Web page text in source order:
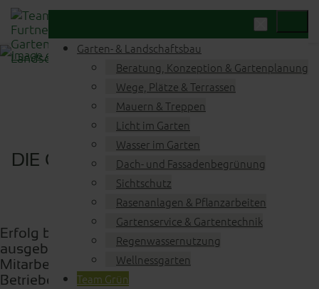
Garten- & Landschaftsbau
Beratung, Konzeption & Gartenplanung
Wege, Plätze & Terrassen
Mauern & Treppen
Licht im Garten
Wasser im Garten
Dach- und Fassadenbegrünung
Sichtschutz
Rasenanlagen & Pflanzarbeiten
Gartenservice & Gartentechnik
Regenwassernutzung
Wellnessgarten
Team Grün
DIE GARTENEXPERTEN DES TEAM
GRÜN
Erfolg baut man nicht allein! Unsere gut
ausgebildeten, kreativen und motivierten
Mitarbeiter sind das Fundament unseres
Betriebes.